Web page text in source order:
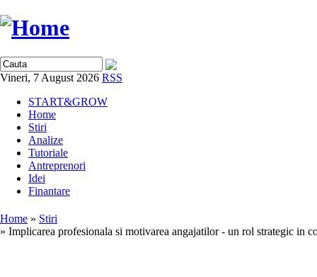
Vineri, 7 August 2026 RSS
START&GROW
Home
Stiri
Analize
Tutoriale
Antreprenori
Idei
Finantare
Home » Stiri
» Implicarea profesionala si motivarea angajatilor - un rol strategic in